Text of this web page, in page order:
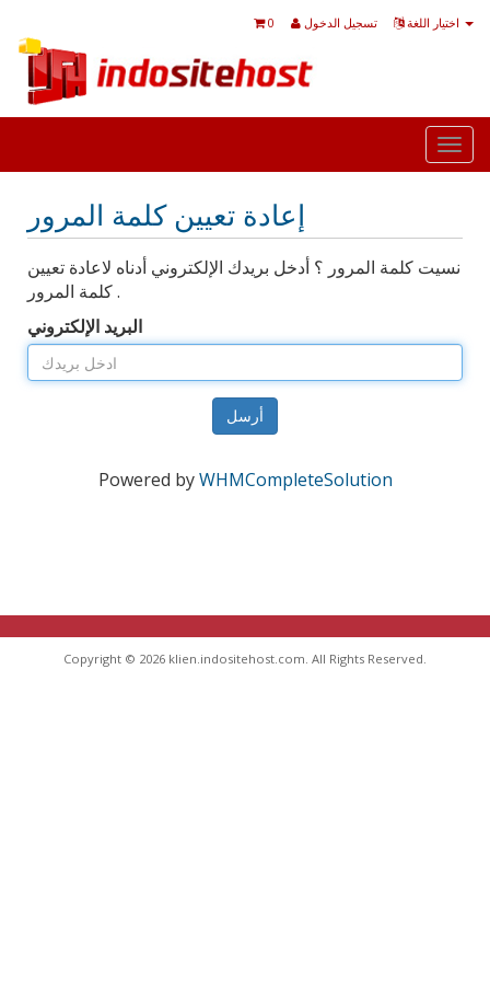
تسجيل الدخول 0
إعادة تعيين كلمة المرور
نسيت كلمة المرور ؟ أدخل بريدك الإلكتروني أدناه لاعادة تعيين
كلمة المرور .
البريد الإلكتروني
أرسل
Powered byWHMCompleteSolution
Copyright © 2026 klien.indositehost.com. All Rights Reserved.